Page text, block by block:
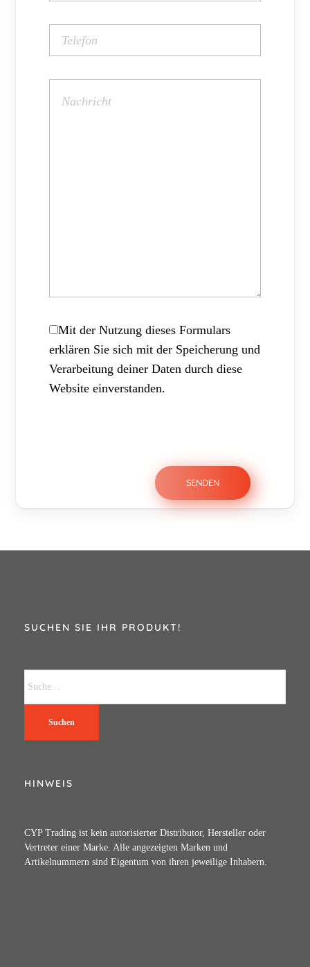
Mit der Nutzung dieses Formulars
erklären Sie sich mit der Speicherung und
Verarbeitung deiner Daten durch diese
Website einverstanden.
SUCHEN SIE IHR PRODUKT!
Suchen
HINWEIS
CYP Trading ist kein autorisierter Distributor, Hersteller oder
Vertreter einer Marke. Alle angezeigten Marken und
Artikelnummern sind Eigentum von ihren jeweilige Inhabern.